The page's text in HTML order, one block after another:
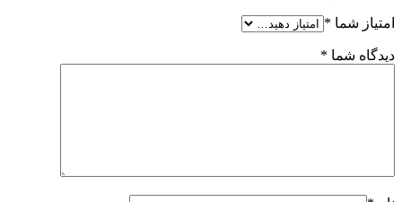
امتیاز شما *
دیدگاه شما *